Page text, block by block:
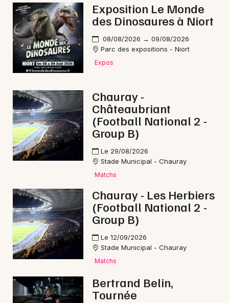
Newsletter des sorties
Artistes en tournée
Magazine dans les Deux-Sèvres
79 - Deux-Sèvres
Choisir mes départements
Mon email
Je m'abonne
Exposition Le Monde
des Dinosaures à Niort
08/08/2026 → 09/08/2026
Parc des expositions - Niort
Expos
Chauray -
Châteaubriant
(Football National 2 -
Group B)
Le 29/08/2026
Stade Municipal - Chauray
Matchs
Chauray - Les Herbiers
(Football National 2 -
Group B)
Le 12/09/2026
Stade Municipal - Chauray
Matchs
Bertrand Belin,
Tournée